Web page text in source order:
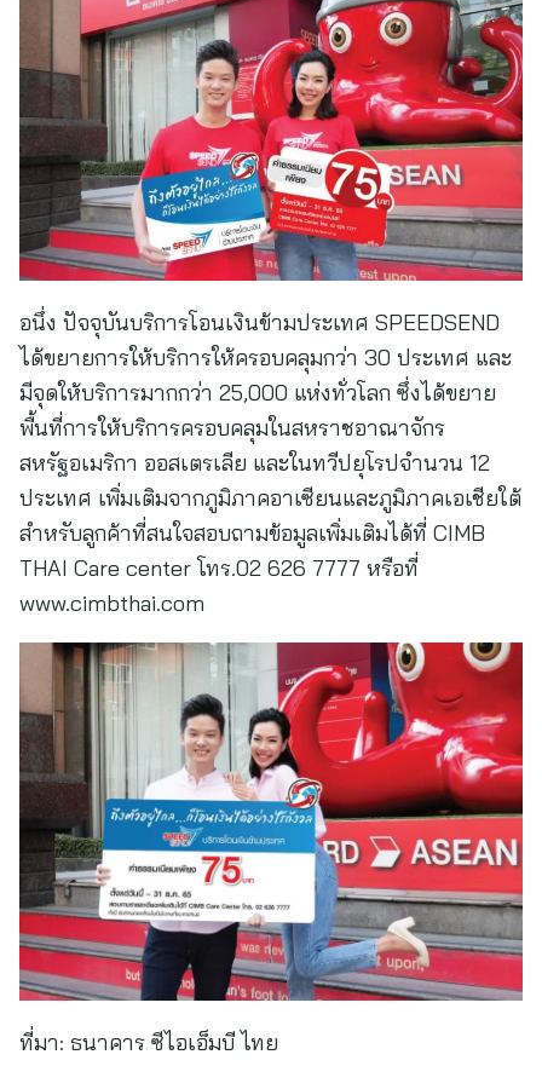
อนึ่ง ปัจจุบันบริการโอนเงินข้ามประเทศ SPEEDSEND
ได้ขยายการให้บริการให้ครอบคลุมกว่า 30 ประเทศ และ
มีจุดให้บริการมากกว่า 25,000 แห่งทั่วโลก ซึ่งได้ขยาย
พื้นที่การให้บริการครอบคลุมในสหราชอาณาจักร
สหรัฐอเมริกา ออสเตรเลีย และในทวีปยุโรปจำนวน 12
ประเทศ เพิ่มเติมจากภูมิภาคอาเซียนและภูมิภาคเอเชียใต้
สำหรับลูกค้าที่สนใจสอบถามข้อมูลเพิ่มเติมได้ที่ CIMB
THAI Care center โทร.02 626 7777 หรือที่
www.cimbthai.com
ที่มา: ธนาคาร ซีไอเอ็มบี ไทย